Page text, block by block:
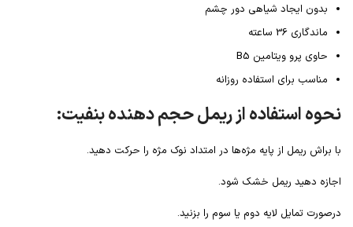
بدون ایجاد شیاهی دور چشم
ماندگاری 36 ساعته
حاوی پرو ویتامین B5
مناسب برای استفاده روزانه
نحوه استفاده از ریمل حجم دهنده بنفیت:
با براش ریمل از پایه مژه‌ها در امتداد نوک مژه را حرکت دهید.
اجازه دهید ریمل خشک شود.
درصورت تمایل لایه دوم یا سوم را بزنید.